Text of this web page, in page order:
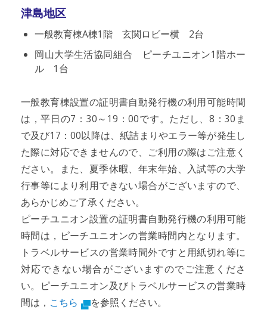
津島地区
一般教育棟A棟1階 玄関ロビー横 2台
岡山大学生活協同組合 ピーチユニオン1階ホー
ル 1台
一般教育棟設置の証明書自動発行機の利用可能時間
は，平日の7：30～19：00です。ただし、8：30ま
で及び17：00以降は、紙詰まりやエラー等が発生し
た際に対応できませんので、ご利用の際はご注意く
ださい。また、夏季休暇、年末年始、入試等の大学
行事等により利用できない場合がございますので、
あらかじめご了承ください。
ピーチユニオン設置の証明書自動発行機の利用可能
時間は，ピーチユニオンの営業時間内となります。
トラベルサービスの営業時間外ですと用紙切れ等に
対応できない場合がございますのでご注意くださ
い。ピーチユニオン及びトラベルサービスの営業時
間は， こちら を参照ください。